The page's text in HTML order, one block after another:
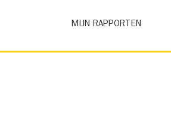
MIJN RAPPORTEN